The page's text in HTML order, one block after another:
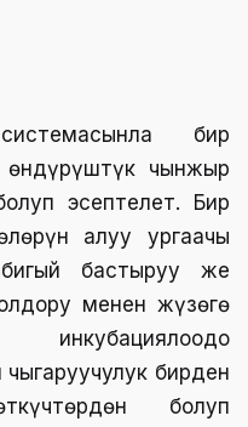
системасынла бир
чынжыр
эсептелет. Бир
алуу ургаачы
бастыруу же
менен жүзөгө
бирден
болуп